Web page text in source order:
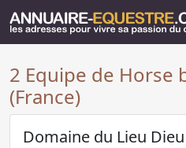
2 Equipe de Horse
(France)
Domaine du Lieu Dieu